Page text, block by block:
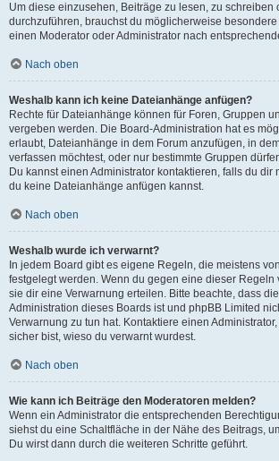
Um diese einzusehen, Beiträge zu lesen, zu schreiben
durchzuführen, brauchst du möglicherweise
einen Moderator oder Administrator nach
Nach oben
Weshalb kann ich keine Dateianhänge anfügen?
Rechte für Dateianhänge können für Foren, Gruppen
vergeben werden. Die Board-Administration hat es
erlaubt, Dateianhänge in dem Forum anzufügen, in
verfassen möchtest, oder nur bestimmte Gruppen
Du kannst einen Administrator kontaktieren, falls du dir
du keine Dateianhänge anfügen kannst.
Nach oben
Weshalb wurde ich verwarnt?
In jedem Board gibt es eigene Regeln, die meistens
festgelegt werden. Wenn du gegen eine dieser Regeln
sie dir eine Verwarnung erteilen. Bitte beachte, dass
Administration dieses Boards ist und phpBB Limited
Verwarnung zu tun hat. Kontaktiere einen
sicher bist, wieso du verwarnt wurdest.
Nach oben
Wie kann ich Beiträge den Moderatoren melden?
Wenn ein Administrator die entsprechenden
siehst du eine Schaltfläche in der Nähe des Beitrags,
Du wirst dann durch die weiteren Schritte geführt.